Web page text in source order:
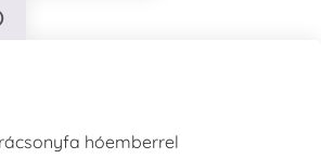
hóemberrel